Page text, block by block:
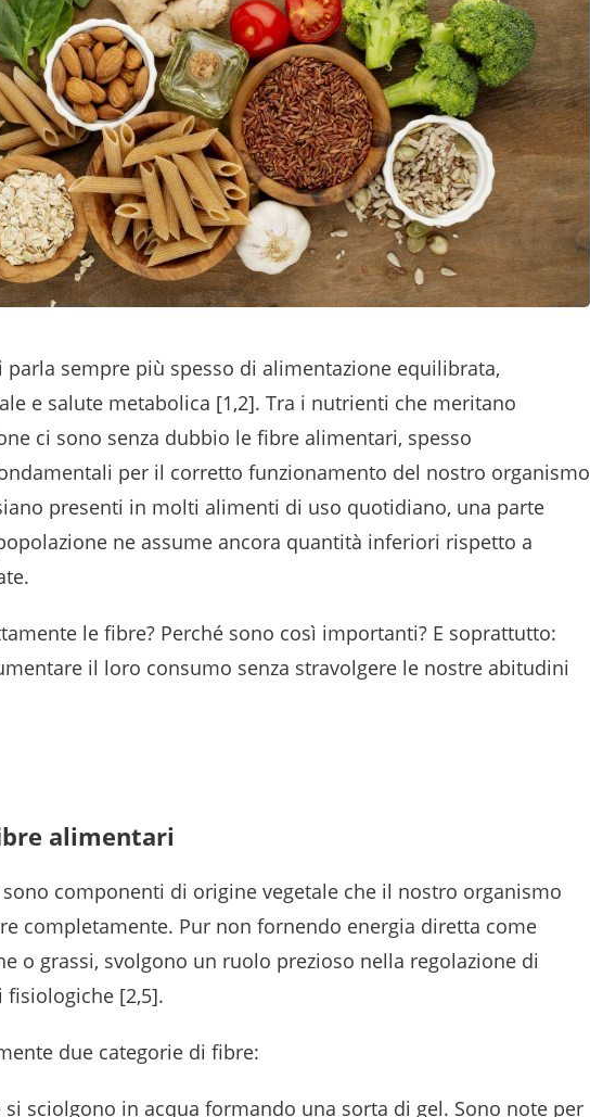
sempre più spesso di alimentazione equilibrata,
e salute metabolica [1,2]. Tra i nutrienti che meritano
ci sono senza dubbio le fibre alimentari, spesso
per il corretto funzionamento del nostro organismo
presenti in molti alimenti di uso quotidiano, una parte
ne assume ancora quantità inferiori rispetto a
le fibre? Perché sono così importanti? E soprattutto:
il loro consumo senza stravolgere le nostre abitudini
alimentari
componenti di origine vegetale che il nostro organismo
completamente. Pur non fornendo energia diretta come
o grassi, svolgono un ruolo prezioso nella regolazione di
[2,5].
due categorie di fibre:
si sciolgono in acqua formando una sorta di gel. Sono note per